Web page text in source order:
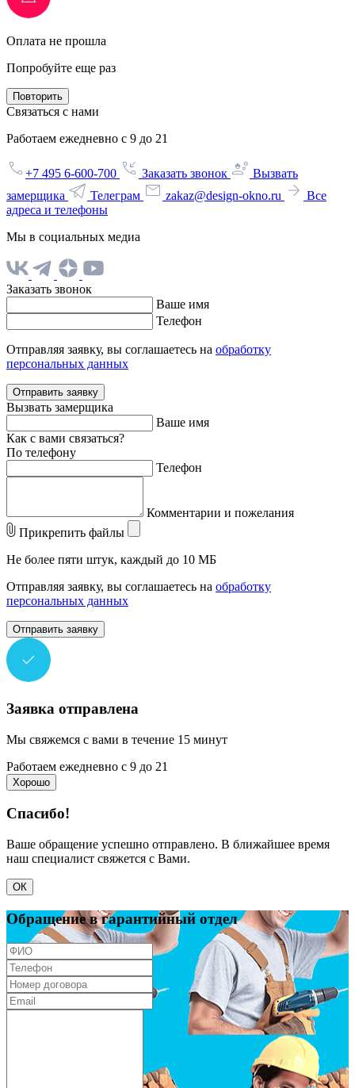
Оплата не прошла
Попробуйте еще раз
Повторить
Связаться с нами
Работаем ежедневно с 9 до 21
+7 495 6-600-700 Заказать звонок
Вызвать
замерщика
Телеграм zakaz@design-okno.ru
Все
адреса и телефоны
Мы в социальных медиа
Заказать звонок
Ваше имя
Телефон
Отправляя заявку, вы соглашаетесь на обработку
персональных данных
Отправить заявку
Вызвать замерщика
Ваше имя
Как с вами связаться?
По телефону
Телефон
Комментарии и пожелания
Прикрепить файлы
Не более пяти штук, каждый до 10 МБ
Отправляя заявку, вы соглашаетесь на обработку
персональных данных
Отправить заявку
Заявка отправлена
Мы свяжемся с вами в течение 15 минут
Работаем ежедневно с 9 до 21
Хорошо
Спасибо!
Ваше обращение успешно отправлено. В ближайшее время
наш специалист свяжется с Вами.
ОК
Обращение в гарантийный отдел